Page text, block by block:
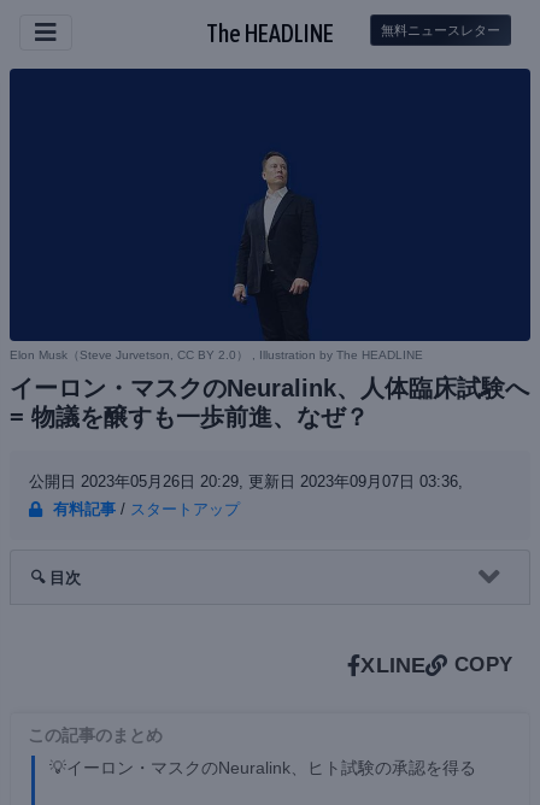
The HEADLINE 無料ニュースレター
Elon Musk（ Steve Jurvetson, CC BY 2.0 ） , Illustration by The HEADLINE
イーロン・マスクのNeuralink、人体臨床試験へ
= 物議を醸すも一歩前進、なぜ？
公開日 2023年05月26日 20:29, 更新日 2023年09月07日 03:36,
有料記事 / スタートアップ
🔍 目次
XLINE COPY
この記事のまとめ
💡イーロン・マスクのNeuralink、ヒト試験の承認を得る